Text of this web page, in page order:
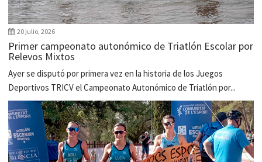
20 julio, 2026
Primer campeonato autonómico de Triatlón Escolar por
Relevos Mixtos
Ayer se disputó por primera vez en la historia de los Juegos
Deportivos TRICV el Campeonato Autonómico de Triatlón por...